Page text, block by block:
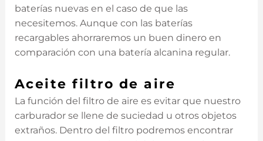
baterías nuevas en el caso de que las
necesitemos. Aunque con las baterías
recargables ahorraremos un buen dinero en
comparación con una batería alcanina regular.
Aceite filtro de aire
La función del filtro de aire es evitar que nuestro
carburador se llene de suciedad u otros objetos
extraños. Dentro del filtro podremos encontrar